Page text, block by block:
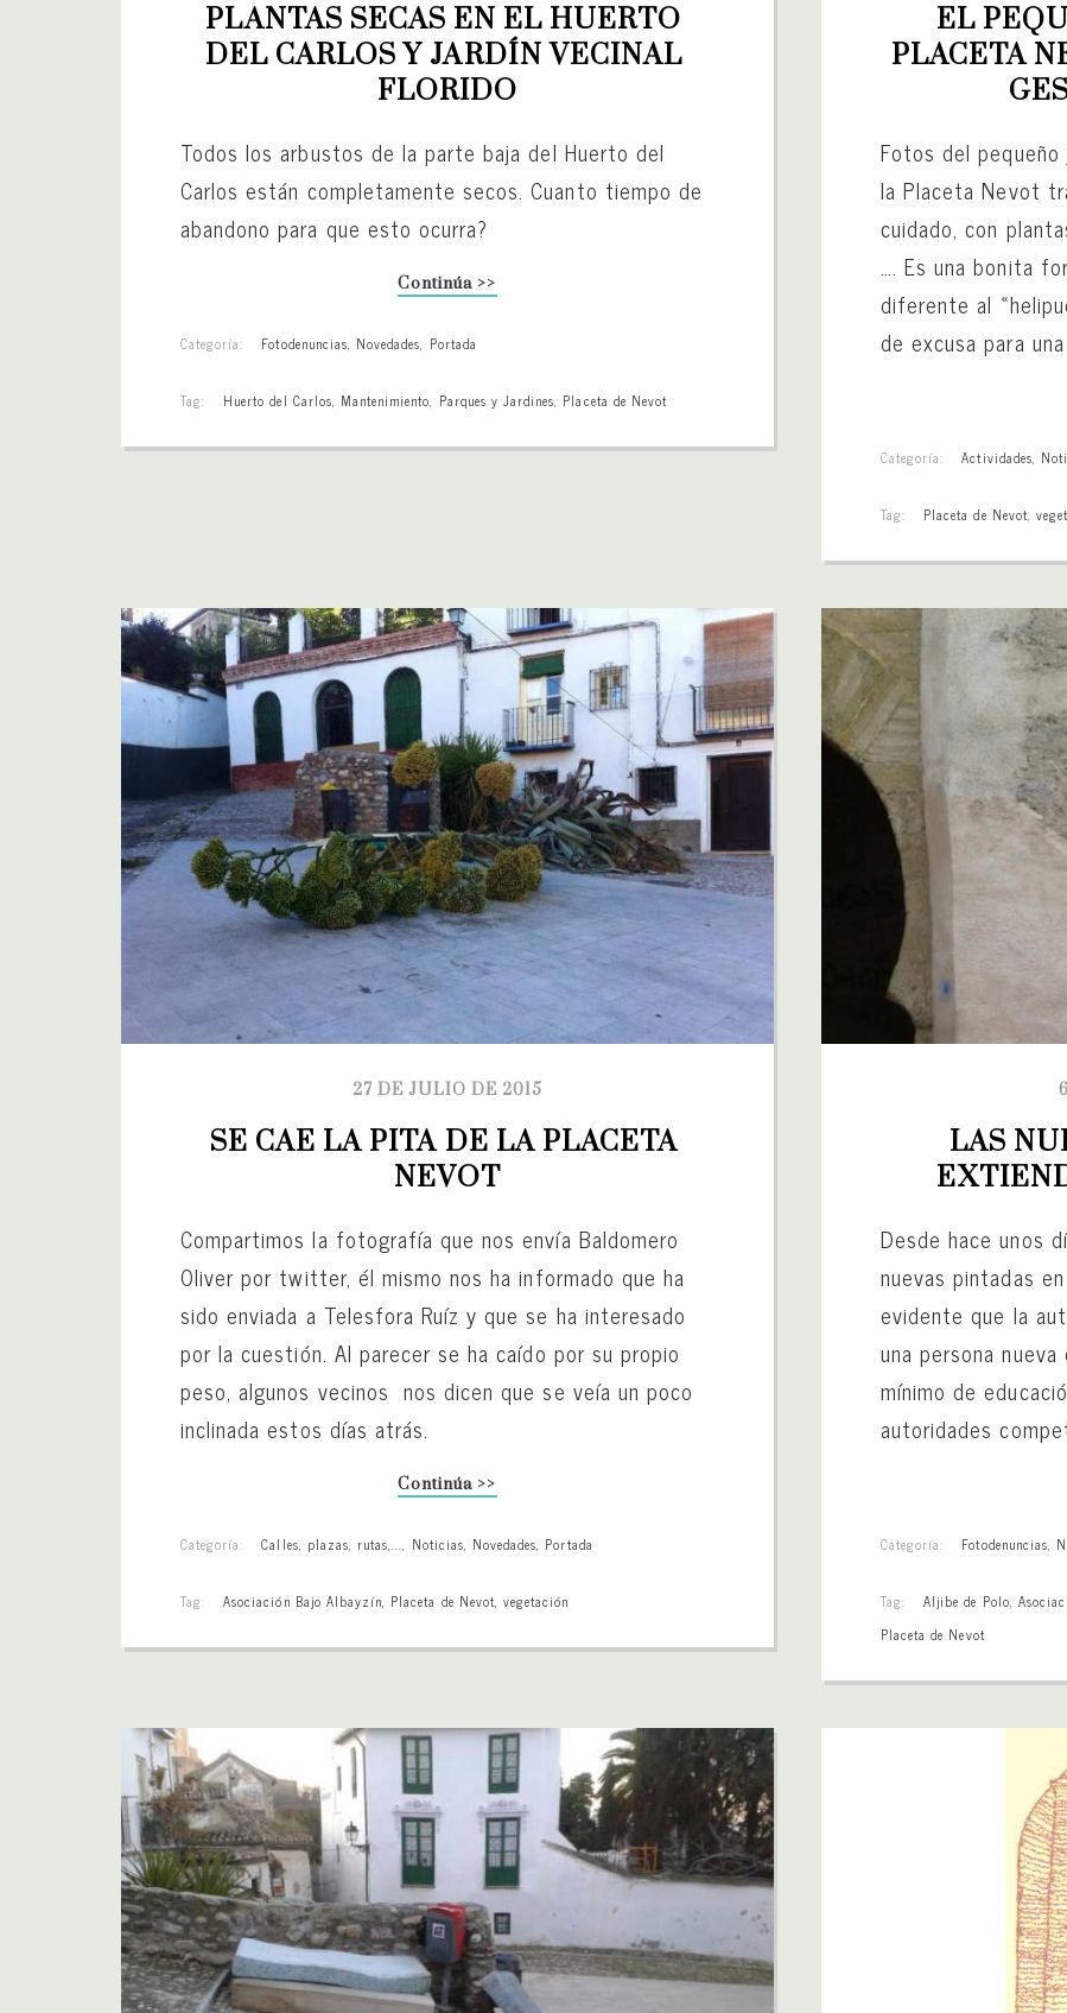
PLANTAS SECAS EN EL HUERTO
DEL CARLOS Y JARDÍN VECINAL
FLORIDO
Todos los arbustos de la parte baja del Huerto del
Carlos están completamente secos. Cuanto tiempo de
abandono para que esto ocurra?
Continúa >>
Categoría: Fotodenuncias, Novedades, Portada
Tag: Huerto del Carlos, Mantenimiento, Parques y Jardines, Placeta de Nevot
EL
PLACETA
Fotos del
la Placeta Nevot
cuidado, con
…. Es una bonita
diferente al
de excusa para
Categoría: Actividades,
Tag: Placeta de Nevot,
27 DE JULIO DE 2015
SE CAE LA PITA DE LA PLACETA
NEVOT
Compartimos la fotografía que nos envía Baldomero
Oliver por twitter, él mismo nos ha informado que ha
sido enviada a Telesfora Ruíz y que se ha interesado
por la cuestión. Al parecer se ha caído por su propio
peso, algunos vecinos nos dicen que se veía un poco
inclinada estos días atrás.
Continúa >>
Categoría: Calles, plazas, rutas,..., Noticias, Novedades, Portada
Tag: Asociación Bajo Albayzín, Placeta de Nevot, vegetación
LAS
Desde hace unos
nuevas pintadas
evidente que la
una persona
mínimo de
autoridades
Categoría: Fotodenuncias,
Tag: Aljibe de Polo,
Placeta de Nevot